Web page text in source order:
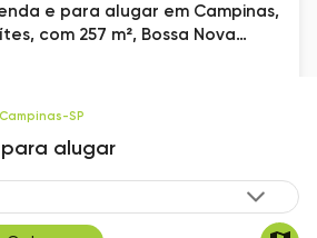
Campinas-SP
para alugar
e para alugar em Campinas,
com 257 m², Bossa Nova